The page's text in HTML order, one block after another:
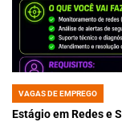
POSTED
IN
VAGAS DE EMPREGO
Estágio em Redes e